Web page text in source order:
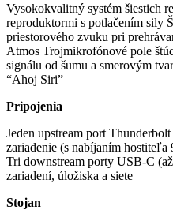
Vysokokvalitný systém šiestich
reproduktormi s potlačením sily
priestorového zvuku pri
Atmos Trojmikrofónové pole
signálu od šumu a smerovým
“Ahoj Siri”
Pripojenia
Jeden upstream port
zariadenie (s nabíjaním hostiteľa
Tri downstream porty USB-C
zariadení, úložiska a siete
Stojan